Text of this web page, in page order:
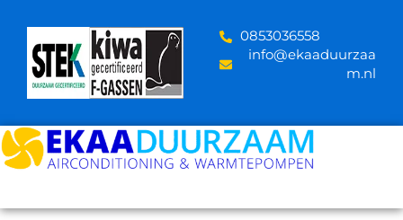
content
‪0853036558
info@ekaaduurzaa
m.nl